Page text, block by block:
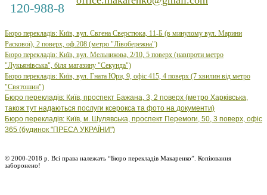
120-988-8
Бюро перекладів: Київ, вул. Євгена Сверстюка, 11-Б (в минулому вул. Марини
Раскової), 2 поверх, оф.208 (метро "Лівобережна")
Бюро перекладів: Київ, вул. Мельникова, 2/10, 5 поверх (навпроти метро
"Лукьянівська", біля магазину "Секунда")
Бюро перекладів: Київ, вул. Гната Юри, 9, офіс 415, 4 поверх (7 хвилин від метро
"Святошин")
Бюро перекладів: Київ, проспект Бажана, 3, 2 поверх (метро Харківська,
також тут надаються послуги ксерокса та фото на документи)
Бюро перекладів: Київ, м. Шулявська, проспект Перемоги, 50, 3 поверх, офіс
365 (будинок "ПРЕСА УКРАЇНИ")
© 2000-2018 р. Всі права належать “Бюро перекладів Макаренко”. Копіювання
заборонено!